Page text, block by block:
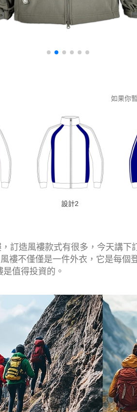
如果你
設計2
訂造風褸款式有很多，今天講下
褸不僅僅是一件外衣，它是每
值得投資的。